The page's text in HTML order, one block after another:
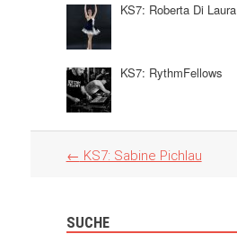
KS7: Roberta Di Laura
KS7: RythmFellows
Artikel
← KS7: Sabine Pichlau
SUCHE